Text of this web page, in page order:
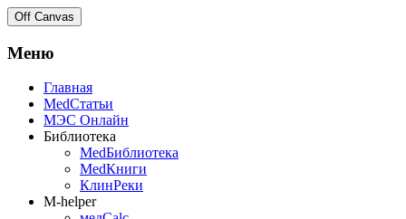
Off Canvas
Меню
Главная
MedСтатьи
МЭС Онлайн
Библиотека
MedБиблиотека
MedКниги
КлинРеки
M-helper